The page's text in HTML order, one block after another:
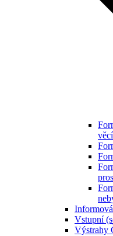
věcí
Vstupní
Výstrahy